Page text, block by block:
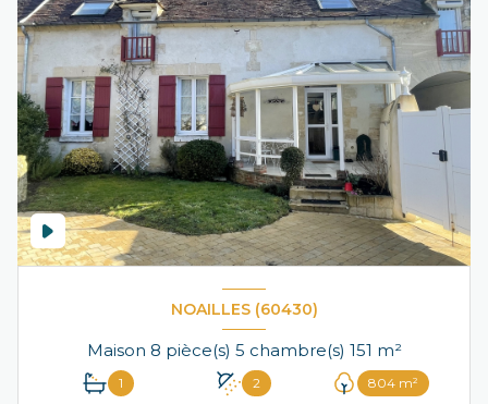
NOAILLES (60430)
Maison 8 pièce(s) 5 chambre(s) 151 m²
1 2 804 m²